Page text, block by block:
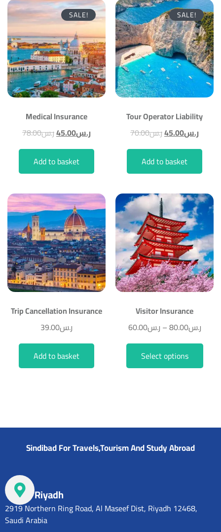
SALE!
Medical Insurance
ر.س78.00 ر.س45.00
Add to basket
SALE!
Tour Operator Liability
ر.س70.00 ر.س45.00
Add to basket
Trip Cancellation Insurance
ر.س39.00
Add to basket
Visitor Insurance
ر.س60.00 – ر.س80.00
Select options
Sindibad For Travels,Tourism And Study Abroad
Riyadh
2919 Northern Ring Road, Al Maseef Dist, Riyadh 12468,
Saudi Arabia